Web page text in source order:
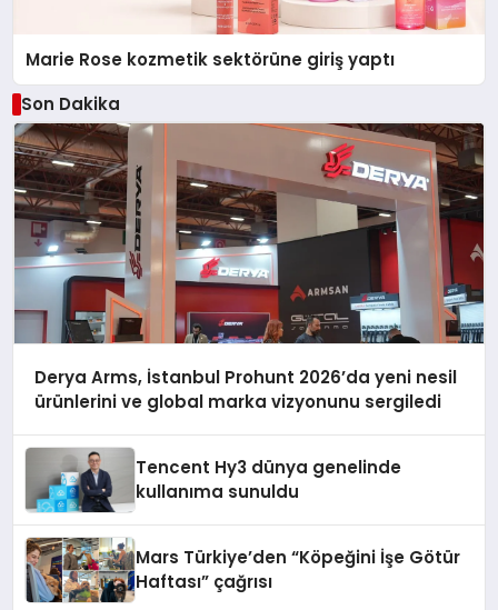
Marie Rose kozmetik sektörüne giriş yaptı
Son Dakika
Derya Arms, İstanbul Prohunt 2026’da yeni nesil
ürünlerini ve global marka vizyonunu sergiledi
Tencent Hy3 dünya genelinde
kullanıma sunuldu
Mars Türkiye’den “Köpeğini İşe Götür
Haftası” çağrısı